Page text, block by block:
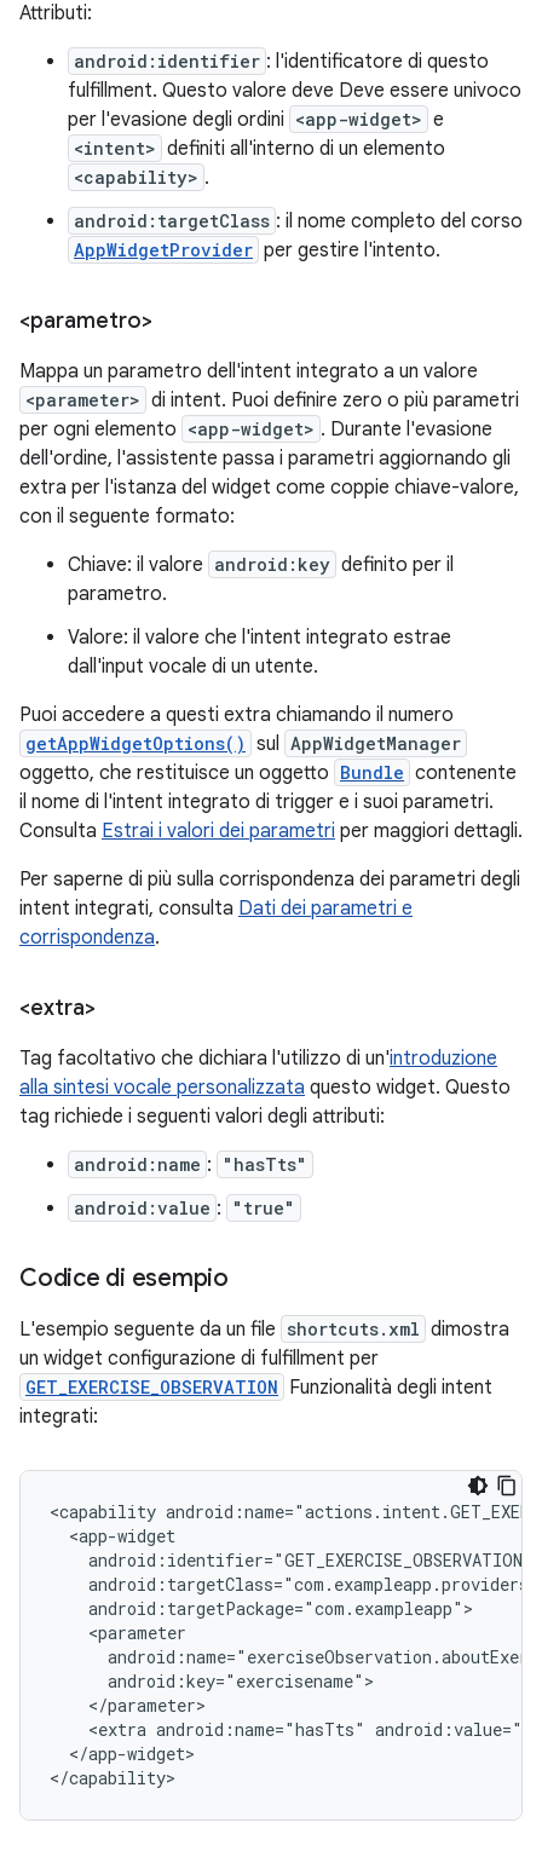
Attributi:
android:identifier : l'identificatore di questo
fulfillment. Questo valore deve Deve essere univoco
per l'evasione degli ordini <app-widget> e
<intent> definiti all'interno di un elemento
<capability> .
android:targetClass : il nome completo del corso
AppWidgetProvider per gestire l'intento.
<parametro>
Mappa un parametro dell'intent integrato a un valore
<parameter> di intent. Puoi definire zero o più parametri
per ogni elemento <app-widget> . Durante l'evasione
dell'ordine, l'assistente passa i parametri aggiornando gli
extra per l'istanza del widget come coppie chiave-valore,
con il seguente formato:
Chiave: il valore android:key definito per il
parametro.
Valore: il valore che l'intent integrato estrae
dall'input vocale di un utente.
Puoi accedere a questi extra chiamando il numero
getAppWidgetOptions() sul AppWidgetManager
oggetto, che restituisce un oggetto Bundle contenente
il nome di l'intent integrato di trigger e i suoi parametri.
Consulta Estrai i valori dei parametri per maggiori dettagli.
Per saperne di più sulla corrispondenza dei parametri degli
intent integrati, consulta Dati dei parametri e
corrispondenza.
<extra>
Tag facoltativo che dichiara l'utilizzo di un'introduzione
alla sintesi vocale personalizzata questo widget. Questo
tag richiede i seguenti valori degli attributi:
android:name :
"hasTts"
android:value : "true"
Codice di esempio
L'esempio seguente da un file shortcuts.xml dimostra
un widget configurazione di fulfillment per
GET_EXERCISE_OBSERVATION Funzionalità degli intent
integrati:
<capability
<extra android:name="hasTts"
</app-widget>